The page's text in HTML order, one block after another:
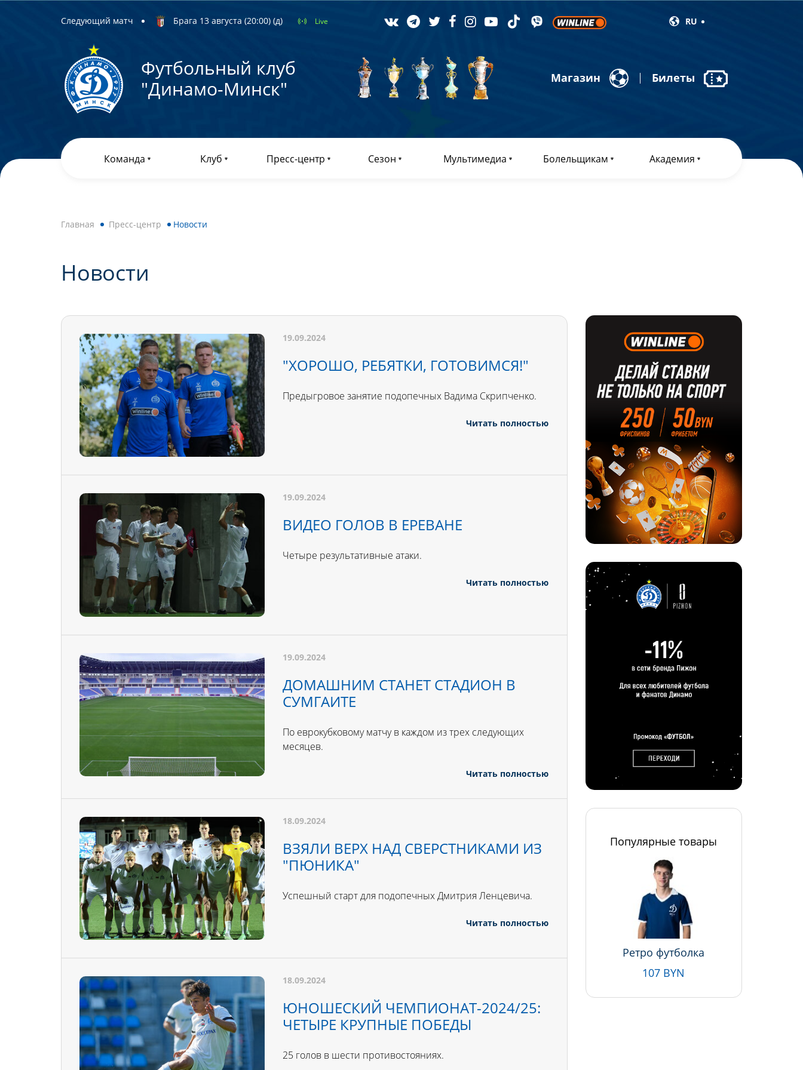
Следующий матч Брага 13 августа (20:00) (д) Live RU
Футбольный клуб
"Динамо-Минск"
Магазин Билеты
Команда Клуб Пресс-центр Сезон Мультимедиа Болельщикам Академия
Главная Пресс-центр Новости
Новости
19.09.2024
"ХОРОШО, РЕБЯТКИ, ГОТОВИМСЯ!"
Предыгровое занятие подопечных Вадима Скрипченко.
Читать полностью
19.09.2024
ВИДЕО ГОЛОВ В ЕРЕВАНЕ
Четыре результативные атаки.
Читать полностью
19.09.2024
ДОМАШНИМ СТАНЕТ СТАДИОН В
СУМГАИТЕ
По еврокубковому матчу в каждом из трех следующих
месяцев.
Читать полностью
18.09.2024
ВЗЯЛИ ВЕРХ НАД СВЕРСТНИКАМИ ИЗ
"ПЮНИКА"
Успешный старт для подопечных Дмитрия Ленцевича.
Читать полностью
18.09.2024
ЮНОШЕСКИЙ ЧЕМПИОНАТ-2024/25:
ЧЕТЫРЕ КРУПНЫЕ ПОБЕДЫ
25 голов в шести противостояниях.
Популярные товары
Ретро футболка
107 BYN